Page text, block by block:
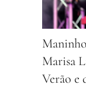
Marisa
Verão e